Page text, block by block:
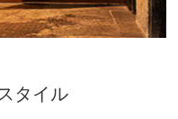
タイル